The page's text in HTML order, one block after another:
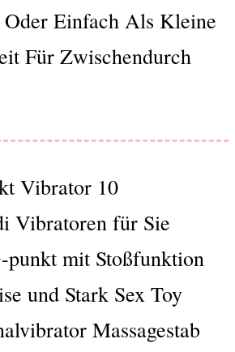
Oder Einfach Als Kleine
Für Zwischendurch
Vibrator 10
Vibratoren für Sie
mit Stoßfunktion
und Stark Sex Toy
Massagestab